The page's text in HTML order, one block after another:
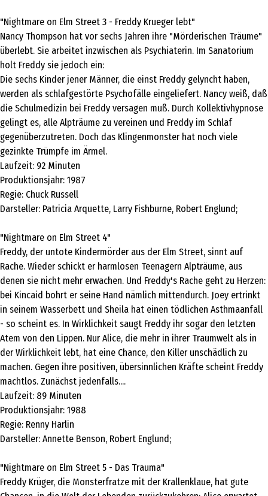
"Nightmare on Elm Street 3 - Freddy Krueger lebt"
Nancy Thompson hat vor sechs Jahren ihre "Mörderischen Träume"
überlebt. Sie arbeitet inzwischen als Psychiaterin. Im Sanatorium
holt Freddy sie jedoch ein:
Die sechs Kinder jener Männer, die einst Freddy gelyncht haben,
werden als schlafgestörte Psychofälle eingeliefert. Nancy weiß, daß
die Schulmedizin bei Freddy versagen muß. Durch Kollektivhypnose
gelingt es, alle Alpträume zu vereinen und Freddy im Schlaf
gegenüberzutreten. Doch das Klingenmonster hat noch viele
gezinkte Trümpfe im Ärmel.
Laufzeit: 92 Minuten
Produktionsjahr: 1987
Regie: Chuck Russell
Darsteller: Patricia Arquette, Larry Fishburne, Robert Englund;
"Nightmare on Elm Street 4"
Freddy, der untote Kindermörder aus der Elm Street, sinnt auf
Rache. Wieder schickt er harmlosen Teenagern Alpträume, aus
denen sie nicht mehr erwachen. Und Freddy's Rache geht zu Herzen:
bei Kincaid bohrt er seine Hand nämlich mittendurch. Joey ertrinkt
in seinem Wasserbett und Sheila hat einen tödlichen Asthmaanfall
- so scheint es. In Wirklichkeit saugt Freddy ihr sogar den letzten
Atem von den Lippen. Nur Alice, die mehr in ihrer Traumwelt als in
der Wirklichkeit lebt, hat eine Chance, den Killer unschädlich zu
machen. Gegen ihre positiven, übersinnlichen Kräfte scheint Freddy
machtlos. Zunächst jedenfalls....
Laufzeit: 89 Minuten
Produktionsjahr: 1988
Regie: Renny Harlin
Darsteller: Annette Benson, Robert Englund;
"Nightmare on Elm Street 5 - Das Trauma"
Freddy Krüger, die Monsterfratze mit der Krallenklaue, hat gute